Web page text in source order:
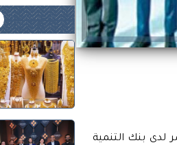
لدى بنك التنمية